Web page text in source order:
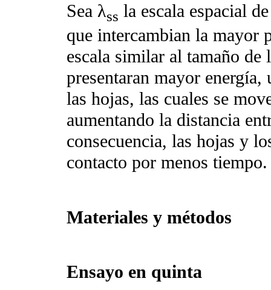
Sea λss la escala espacial
que intercambian la mayor
escala similar al tamaño de
presentaran mayor
las hojas, las cuales se
aumentando la distancia
consecuencia, las hojas y
contacto por menos tiempo.
Materiales y métodos
Ensayo en quinta